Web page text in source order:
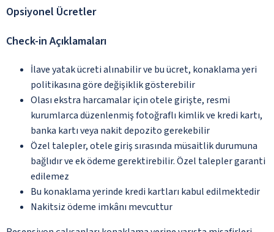
Opsiyonel Ücretler
Check-in Açıklamaları
İlave yatak ücreti alınabilir ve bu ücret, konaklama yeri
politikasına göre değişiklik gösterebilir
Olası ekstra harcamalar için otele girişte, resmi
kurumlarca düzenlenmiş fotoğraflı kimlik ve kredi kartı,
banka kartı veya nakit depozito gerekebilir
Özel talepler, otele giriş sırasında müsaitlik durumuna
bağlıdır ve ek ödeme gerektirebilir. Özel talepler garanti
edilemez
Bu konaklama yerinde kredi kartları kabul edilmektedir
Nakitsiz ödeme imkânı mevcuttur